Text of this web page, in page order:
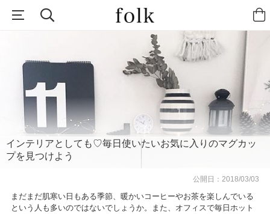
インテリアとしても♡毎日使いたいお気に入りのマグカッ
プを見つけよう
公開日：2018/03/03
まだまだ肌寒い日もある季節、暖かいコーヒーやお茶を楽しんでいる
という人も多いのではないでしょうか。また、オフィスで毎日ホット